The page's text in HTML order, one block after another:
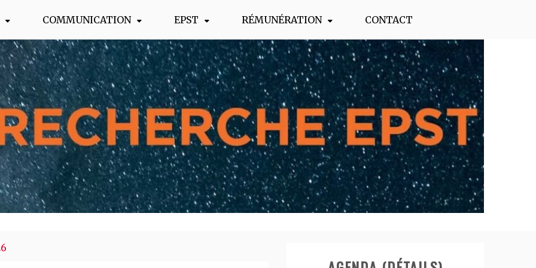
COMMUNICATION EPST RÉMUNÉRATION CONTACT